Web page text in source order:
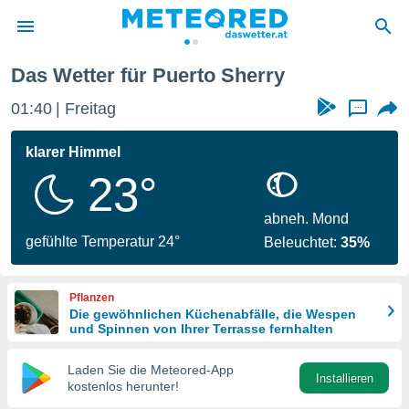
wurde
dass
sind.
diese
Das Wetter für Puerto Sherry
01:40 Freitag ...
klarer Himmel
23°
gefühlte Temperatur 24°
abneh. Mond
Beleuchtet:35%
Pflanzen
Die gewöhnlichen Küchenabfälle, die Wespen
und Spinnen von Ihrer Terrasse fernhalten
Laden Sie die Meteored-App
kostenlos herunter!
Installieren